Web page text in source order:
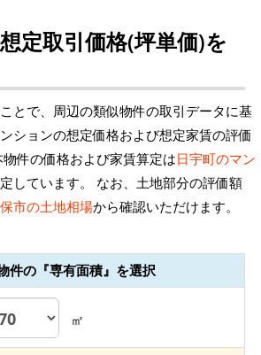
定取引価格(坪単価)を
とで、周辺の類似物件の取引データに基
ションの想定価格および想定家賃の評価
件の価格および家賃算定は日宇町のマン
しています。 なお、土地部分の評価額
市の土地相場から確認いただけます。
件の『専有面積』を選択
㎡